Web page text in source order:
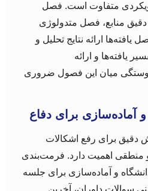
متفاوت است. فصل
دقیق منابع، فصل متدولوژی
ارائه نتایج تحلیل و
یافته‌ها و ارائه
میان این فصول ضروری
آماده‌سازی برای دفاع
دقیق برای رفع اشکالات
منطقی اهمیت دارد. فرمت‌بندی
و آماده‌سازی برای جلسه
سوالات داوران، آخرین